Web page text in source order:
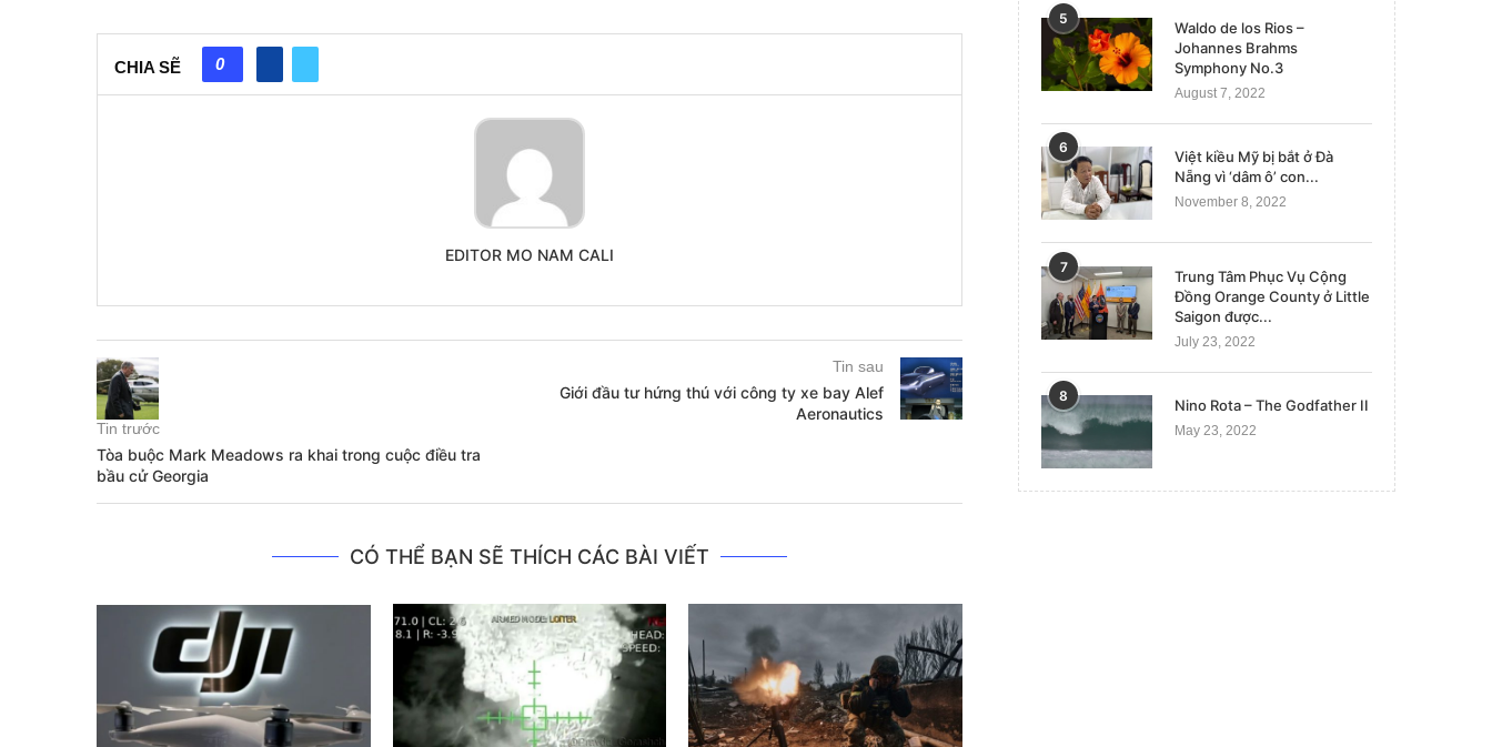
CHIA SẼ 0
EDITOR MO NAM CALI
Tin trước
Tòa buộc Mark Meadows ra khai trong cuộc điều tra
bầu cử Georgia
Tin sau
Giới đầu tư hứng thú với công ty xe bay Alef
Aeronautics
CÓ THỂ BẠN SẼ THÍCH CÁC BÀI VIẾT
5
Waldo de los Rios –
Johannes Brahms
Symphony No.3
August 7, 2022
6
Việt kiều Mỹ bị bắt ở Đà
Nẵng vì ‘dâm ô’ con...
November 8, 2022
7
Trung Tâm Phục Vụ Cộng
Đồng Orange County ở Little
Saigon được...
July 23, 2022
8
Nino Rota – The Godfather II
May 23, 2022